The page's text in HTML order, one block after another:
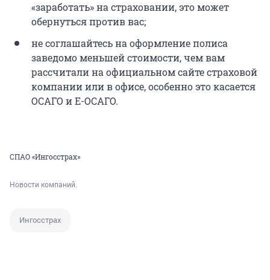
«заработать» на страховании, это может
обернуться против вас;
не соглашайтесь на оформление полиса
заведомо меньшей стоимости, чем вам
рассчитали на официальном сайте страховой
компании или в офисе, особенно это касается
ОСАГО и Е-ОСАГО.
СПАО «Ингосстрах»
Новости компаний.
Ингосстрах